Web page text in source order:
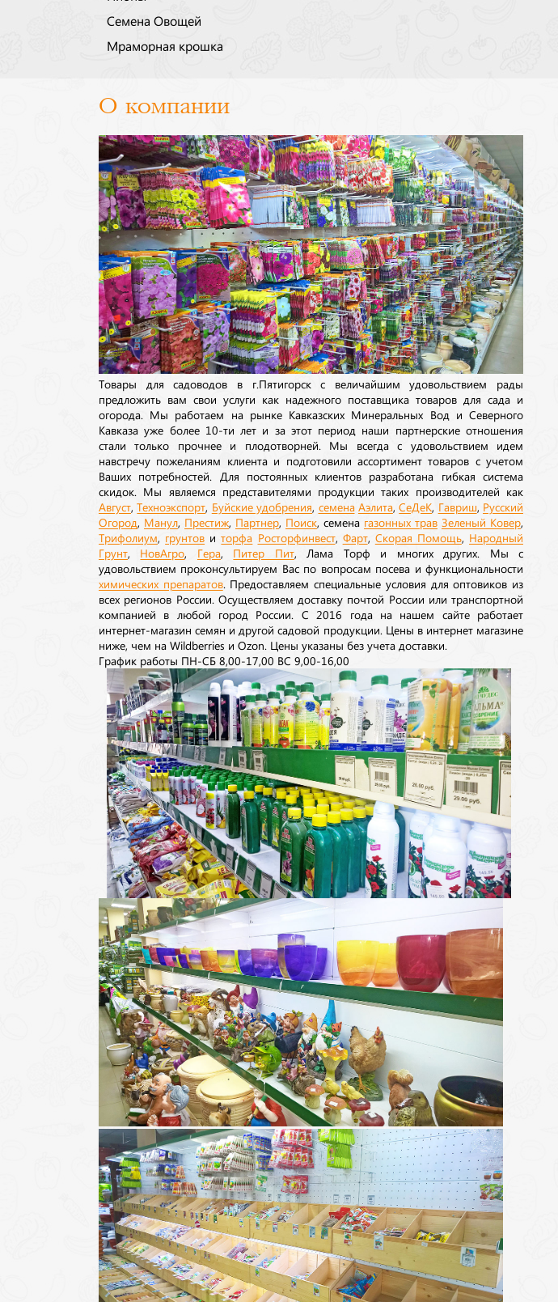
Семена Овощей
Мраморная крошка
О компании
Товары для садоводов в г.Пятигорск с величайшим удовольствием рады
предложить вам свои услуги как надежного поставщика товаров для сада и
огорода. Мы работаем на рынке Кавказских Минеральных Вод и Северного
Кавказа уже более 10-ти лет и за этот период наши партнерские отношения
стали только прочнее и плодотворней. Мы всегда с удовольствием идем
навстречу пожеланиям клиента и подготовили ассортимент товаров с учетом
Ваших потребностей. Для постоянных клиентов разработана гибкая система
скидок. Мы являемся представителями продукции таких производителей как
Август ,Техноэкспорт Буйские удобрения семена Аэлита,СеДеК Гавриш Русский
Огород Манул Престиж Партнер Поиск , семена газонных трав Зеленый Ковер
Трифолиум грунтов иторфа Росторфинвест, Фарт, Скорая Помощь Народный
Грунт НовАгро Гера, Питер Пит, Лама Торф и многих других. Мы с
удовольствием проконсультируем Вас по вопросам посева и функциональности
химических препаратов. Предоставляем специальные условия для оптовиков из
всех регионов России. Осуществляем доставку почтой России или транспортной
компанией в любой город России. С 2016 года на нашем сайте работает
интернет-магазин семян и другой садовой продукции. Цены в интернет магазине
ниже, чем на Wildberries и Ozon. Цены указаны без учета доставки.
График работы ПН-СБ 8,00-17,00 ВС 9,00-16,00